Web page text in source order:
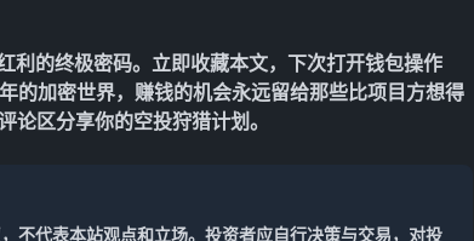
利的终极密码。立即收藏本文，下次打开钱包操作
的加密世界，赚钱的机会永远留给那些比项目方想得
区分享你的空投狩猎计划。
不代表本站观点和立场。投资者应自行决策与交易，对投